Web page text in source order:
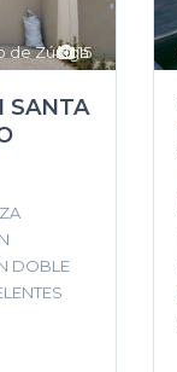
15
de Zúñiga
SANTA
DOBLE